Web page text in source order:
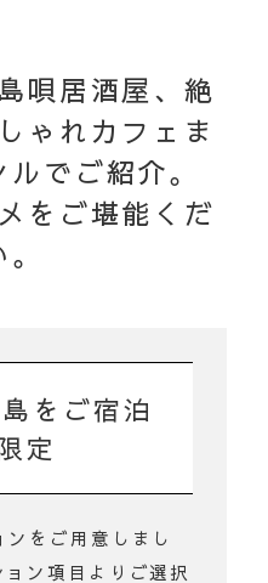
唄居酒屋、絶
ゃれカフェま
でご紹介。
をご堪能くだ
をご宿泊
定
をご用意しまし
ン項目よりご選択